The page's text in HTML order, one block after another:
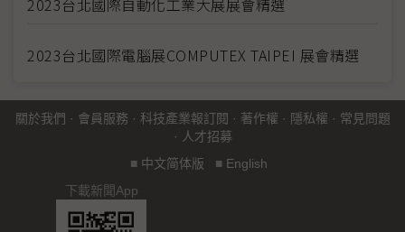
2023台北國際電腦展COMPUTEX TAIPEI 展會精選
關於我們 · 會員服務 · 科技產業報訂閱 · 著作權 · 隱私權 · 常見問題
· 人才招募
■ 中文简体版 ■ English
下載新聞App